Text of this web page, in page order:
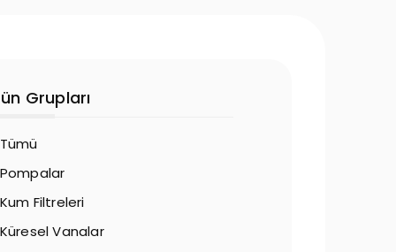
Grupları
Tümü
Pompalar
Kum Filtreleri
Küresel Vanalar